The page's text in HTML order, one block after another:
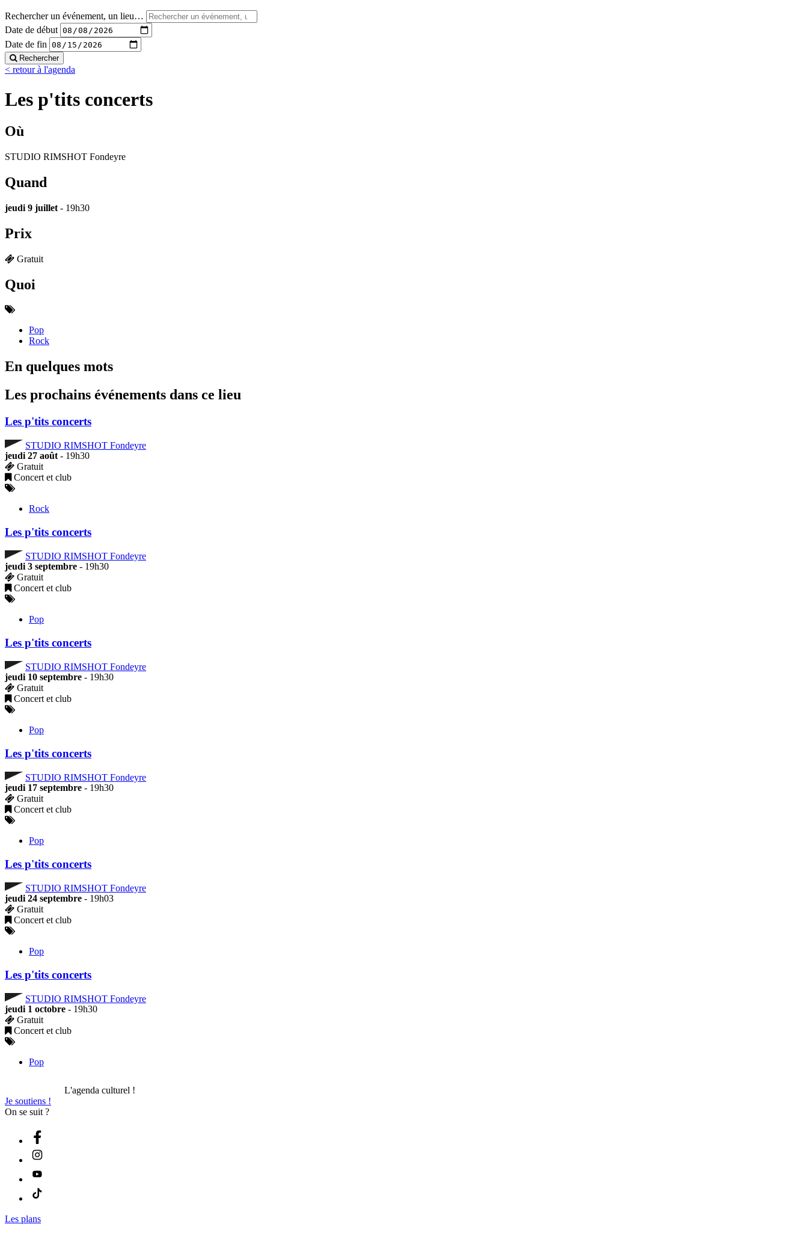
Rechercher un événement, un lieu…
Date de début
Date de fin
Rechercher
< retour à l'agenda
Les p'tits concerts
Où
STUDIO RIMSHOT Fondeyre
Quand
jeudi 9 juillet - 19h30
Prix
Gratuit
Quoi
Pop
Rock
En quelques mots
Les prochains événements dans ce lieu
Les p'tits concerts
STUDIO RIMSHOT Fondeyre
jeudi 27 août- 19h30
Gratuit
Concert et club
Rock
Les p'tits concerts
STUDIO RIMSHOT Fondeyre
jeudi 3 septembre - 19h30
Gratuit
Concert et club
Pop
Les p'tits concerts
STUDIO RIMSHOT Fondeyre
jeudi 10 septembre - 19h30
Gratuit
Concert et club
Pop
Les p'tits concerts
STUDIO RIMSHOT Fondeyre
jeudi 17 septembre - 19h30
Gratuit
Concert et club
Pop
Les p'tits concerts
STUDIO RIMSHOT Fondeyre
jeudi 24 septembre - 19h03
Gratuit
Concert et club
Pop
Les p'tits concerts
STUDIO RIMSHOT Fondeyre
jeudi 1 octobre - 19h30
Gratuit
Concert et club
Pop
L'agenda culturel !
Je soutiens !
On se suit ?
Les plans